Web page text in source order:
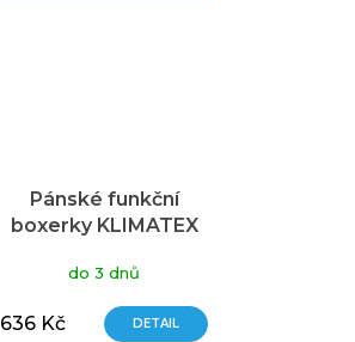
Pánské funkční
boxerky KLIMATEX
do 3 dnů
636 Kč DETAIL